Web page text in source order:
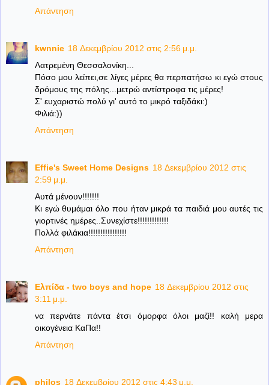
Απάντηση
kwnnie 18 Δεκεμβρίου 2012 στις 2:56 μ.μ.
Λατρεμένη Θεσσαλονίκη...
Πόσο μου λείπει,σε λίγες μέρες θα περπατήσω κι εγώ στους
δρόμους της πόλης...μετρώ αντίστροφα τις μέρες!
Σ' ευχαριστώ πολύ γι' αυτό το μικρό ταξιδάκι:)
Φιλιά:))
Απάντηση
Effie's Sweet Home Designs 18 Δεκεμβρίου 2012 στις
2:59 μ.μ.
Αυτά μένουν!!!!!!!
Κι εγώ θυμάμαι όλο που ήταν μικρά τα παιδιά μου αυτές τις
γιορτινές ημέρες..Συνεχίστε!!!!!!!!!!!!!
Πολλά φιλάκια!!!!!!!!!!!!!!!!
Απάντηση
Ελπίδα - two boys and hope 18 Δεκεμβρίου 2012 στις
3:11 μ.μ.
να περνάτε πάντα έτσι όμορφα όλοι μαζί!! καλή μερα
οικογένεια ΚαΠα!!
Απάντηση
philos 18 Δεκεμβρίου 2012 στις 4:43 μ.μ.